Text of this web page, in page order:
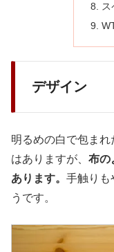
ス
デザイン
明るめの白で包ま
はありますが、 布の
あります。 手触りも
うです。